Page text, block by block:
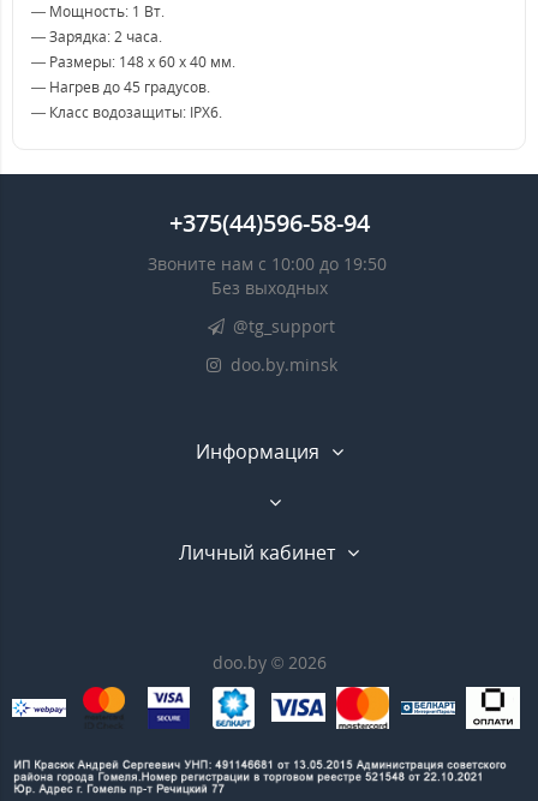
— Мощность: 1 Вт.
— Зарядка: 2 часа.
— Размеры: 148 х 60 х 40 мм.
— Нагрев до 45 градусов.
— Класс водозащиты: IPX6.
+375(44)596-58-94
Звоните нам с 10:00 до 19:50
Без выходных
@tg_support
doo.by.minsk
Информация
Личный кабинет
doo.by © 2026